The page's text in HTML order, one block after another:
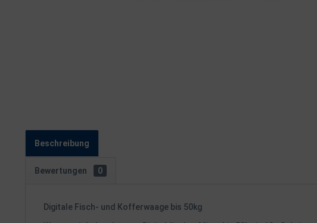
Beschreibung
Bewertungen 0
Digitale Fisch- und Kofferwaage bis 50kg